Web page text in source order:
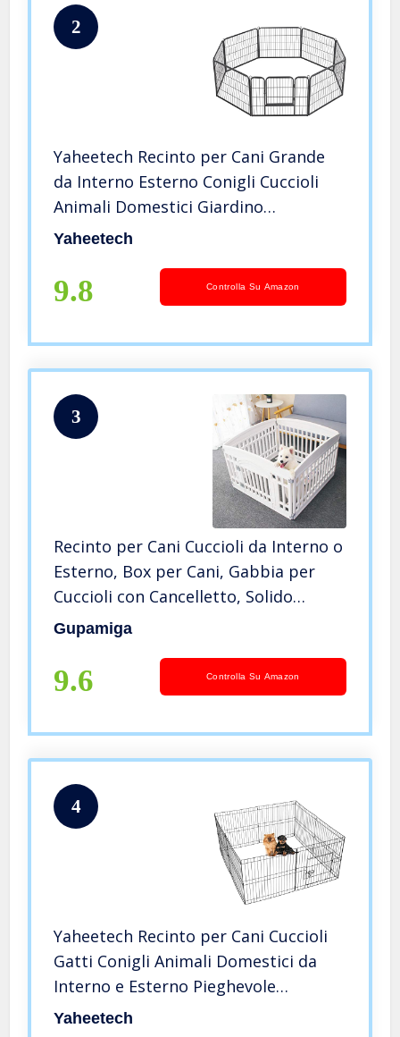
2
Yaheetech Recinto per Cani Grande
da Interno Esterno Conigli Cuccioli
Animali Domestici Giardino
Recinzione in Rete Metallica 8 pz 80 x
Yaheetech
9.8 Controlla Su Amazon
3
Recinto per Cani Cuccioli da Interno o
Esterno, Box per Cani, Gabbia per
Cuccioli con Cancelletto, Solido
Smooth Installazione Semplice
Gupamiga
9.6 Controlla Su Amazon
4
Yaheetech Recinto per Cani Cuccioli
Gatti Conigli Animali Domestici da
Interno e Esterno Pieghevole
Recinzione Rete Metallica 8 Pannelli
Yaheetech